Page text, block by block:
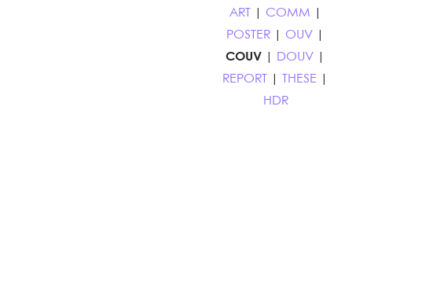
ART COMM
POSTER
OUV
COUV
DOUV
REPORT
THESE
HDR